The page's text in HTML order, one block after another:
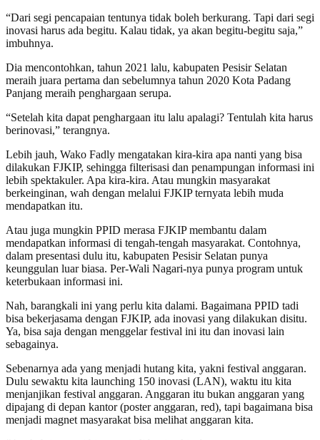
“Dari segi pencapaian tentunya tidak boleh berkurang. Tapi dari segi
inovasi harus ada begitu. Kalau tidak, ya akan begitu-begitu saja,”
imbuhnya.
Dia mencontohkan, tahun 2021 lalu, kabupaten Pesisir Selatan
meraih juara pertama dan sebelumnya tahun 2020 Kota Padang
Panjang meraih penghargaan serupa.
“Setelah kita dapat penghargaan itu lalu apalagi? Tentulah kita harus
berinovasi,” terangnya.
Lebih jauh, Wako Fadly mengatakan kira-kira apa nanti yang bisa
dilakukan FJKIP, sehingga filterisasi dan penampungan informasi ini
lebih spektakuler. Apa kira-kira. Atau mungkin masyarakat
berkeinginan, wah dengan melalui FJKIP ternyata lebih muda
mendapatkan itu.
Atau juga mungkin PPID merasa FJKIP membantu dalam
mendapatkan informasi di tengah-tengah masyarakat. Contohnya,
dalam presentasi dulu itu, kabupaten Pesisir Selatan punya
keunggulan luar biasa. Per-Wali Nagari-nya punya program untuk
keterbukaan informasi ini.
Nah, barangkali ini yang perlu kita dalami. Bagaimana PPID tadi
bisa bekerjasama dengan FJKIP, ada inovasi yang dilakukan disitu.
Ya, bisa saja dengan menggelar festival ini itu dan inovasi lain
sebagainya.
Sebenarnya ada yang menjadi hutang kita, yakni festival anggaran.
Dulu sewaktu kita launching 150 inovasi (LAN), waktu itu kita
menjanjikan festival anggaran. Anggaran itu bukan anggaran yang
dipajang di depan kantor (poster anggaran, red), tapi bagaimana bisa
menjadi magnet masyarakat bisa melihat anggaran kita.